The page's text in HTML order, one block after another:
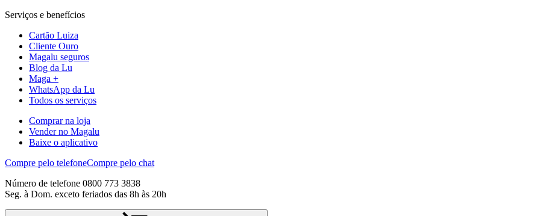
Serviços e benefícios
Cartão Luiza
Cliente Ouro
Magalu seguros
Blog da Lu
Maga +
WhatsApp da Lu
Todos os serviços
Comprar na loja
Vender no Magalu
Baixe o aplicativo
Compre pelo telefoneCompre pelo chat
Número de telefone 0800 773 3838
Seg. à Dom. exceto feriados das 8h às 20h